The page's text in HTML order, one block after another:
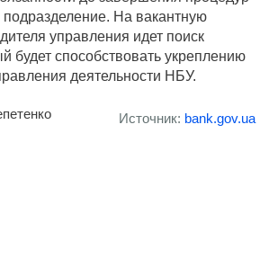
На вакантную
управления идет поиск
будет способствовать укреплению
деятельности НБУ.
Источник: bank.gov.ua